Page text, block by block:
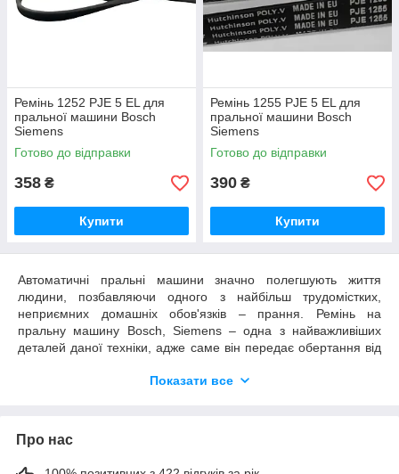
Ремінь 1252 PJE 5 EL для
пральної машини Bosch
Siemens
Готово до відправки
358 ₴
Купити
Ремінь 1255 PJE 5 EL для
пральної машини Bosch
Siemens
Готово до відправки
390 ₴
Купити
Автоматичні пральні машини значно полегшують життя
людини, позбавляючи одного з найбільш трудомістких,
неприємних домашніх обов'язків – прання. Ремінь на
пральну машину Bosch, Siemens – одна з найважливіших
деталей даної техніки, адже саме він передає обертання від
Купити якісну запчастину на техніку при її ламанні можна на
Для чого потрібний ремінь на пральну
Показати все
Про нас